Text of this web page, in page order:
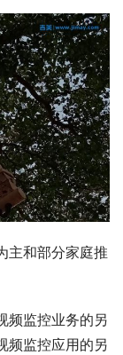
主和部分家庭推
频监控业务的另
频监控应用的另